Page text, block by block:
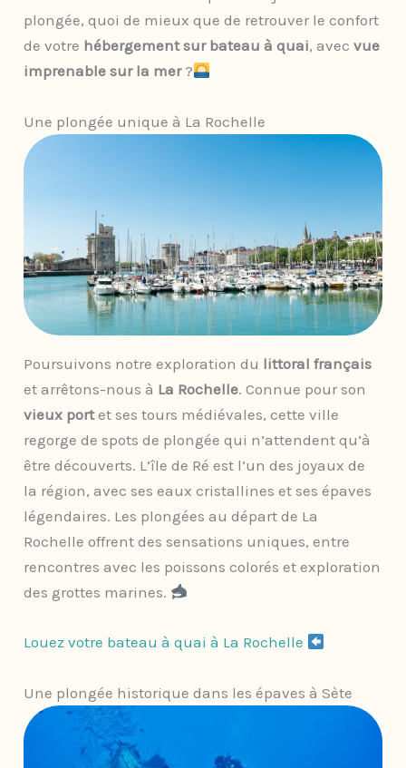
plongée, quoi de mieux que de retrouver le confort
de votre hébergement sur bateau à quai, avecvue
imprenable sur la mer ?
Une plongée unique à La Rochelle
Poursuivons notre exploration du littoral français
et arrêtons-nous à La Rochelle. Connue pour son
vieux portet ses tours médiévales, cette ville
regorge de spots de plongée qui n’attendent qu’à
être découverts. L’île de Ré est l’un des joyaux de
la région, avec ses eaux cristallines et ses épaves
légendaires. Les plongées au départ de La
Rochelle offrent des sensations uniques, entre
rencontres avec les poissons colorés et exploration
des grottes marines.
Louez votre bateau à quai à La Rochelle ​
Une plongée historique dans les épaves à Sète